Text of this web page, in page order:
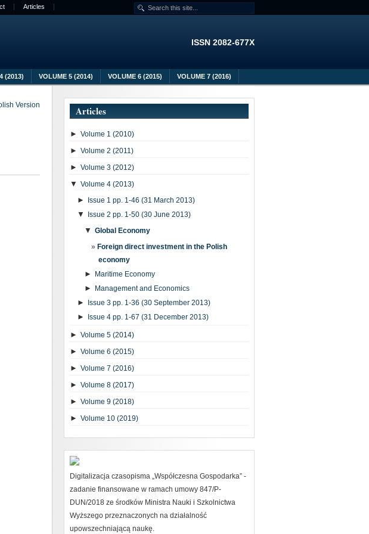
Articles
ISSN 2082-677X
(2013) VOLUME 5 (2014) VOLUME 6 (2015)
VOLUME 7 (2016)
Version Articles
► Volume 1 (2010)
► Volume 2 (2011)
► Volume 3 (2012)
▼ Volume 4 (2013)
► Issue 1 pp. 1-46 (31 March 2013)
▼ Issue 2 pp. 1-50 (30 June 2013)
▼ Global Economy
Foreign direct investment in the Polish
economy
► Maritime Economy
► Management and Economics
► Issue 3 pp. 1-36 (30 September 2013)
► Issue 4 pp. 1-67 (31 December 2013)
► Volume 5 (2014)
► Volume 6 (2015)
► Volume 7 (2016)
► Volume 8 (2017)
► Volume 9 (2018)
► Volume 10 (2019)
Digitalizacja czasopisma „Współczesna Gospodarka” -
zadanie finansowane w ramach umowy 847/P-
DUN/2018 ze środków Ministra Nauki i Szkolnictwa
Wyższego przeznaczonych na działalność
upowszechniającą naukę.